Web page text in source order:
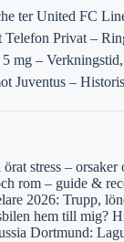
ter United FC
Telefon Privat –
mg –
Juventus –
stress – orsaker
rom – guide &
2026: Trupp,
hem till mig?
Dortmund: